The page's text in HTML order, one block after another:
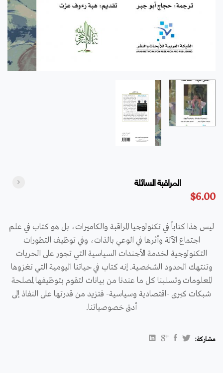
المراقبة السائلة
$6.00
ليس هذا كتاباً في تكنولوجيا المراقبة والكاميرات، بل هو كتاب في علم
اجتماع الآلة وأثرها في الوعي بالذات، وفي توظيف التطورات
التكنولوجية لخدمة الأجندات السياسية التي تجور على الحريات
وتنتهك الحدود الشخصية. إنه كتاب في حياتنا اليومية التي تغزوها
المعلومات وتسلبنا كل ما عندنا من بيانات لتقوم بتوظيفها لمصلحة
شبكات كبرى -اقتصادية وسياسية- فتزيد من قدرتها على النفاذ إلى
أدق خصوصياتنا.
مشاركة: